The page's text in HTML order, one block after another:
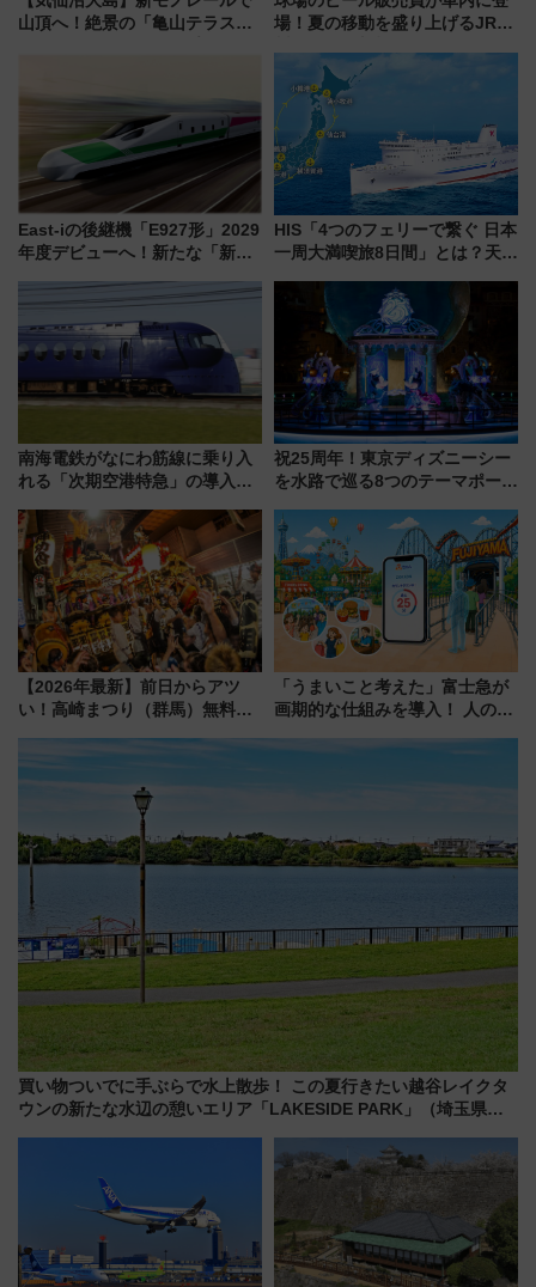
山頂へ！絶景の「亀山テラス
場！夏の移動を盛り上げるJR九
月7日限定 ソフトバンクホーク
スとコラボ
East-iの後継機「E927形」2029
年度デビューへ！新たな「新幹
説【JR東日本】
HIS「4つのフェリーで繋ぐ 日本
一周大満喫旅8日間」とは？天橋
の絶景＆限定グルメを網羅！煩
雑な手続きも不要でお手軽に楽
しめるプランが登場
南海電鉄がなにわ筋線に乗り入
れる「次期空港特急」の導入を
日本初の鉄道デザイン
祝25周年！東京ディズニーシー
を水路で巡る8つのテーマポート
【2026年最新】前日からアツ
い！高崎まつり（群馬）無料観
しまで
「うまいこと考えた」富士急が
画期的な仕組みを導入！ 人のか
買い物ついでに手ぶらで水上散歩！ この夏行きたい越谷レイクタ
ウンの新たな水辺の憩いエリア「LAKESIDE PARK」（埼玉県越